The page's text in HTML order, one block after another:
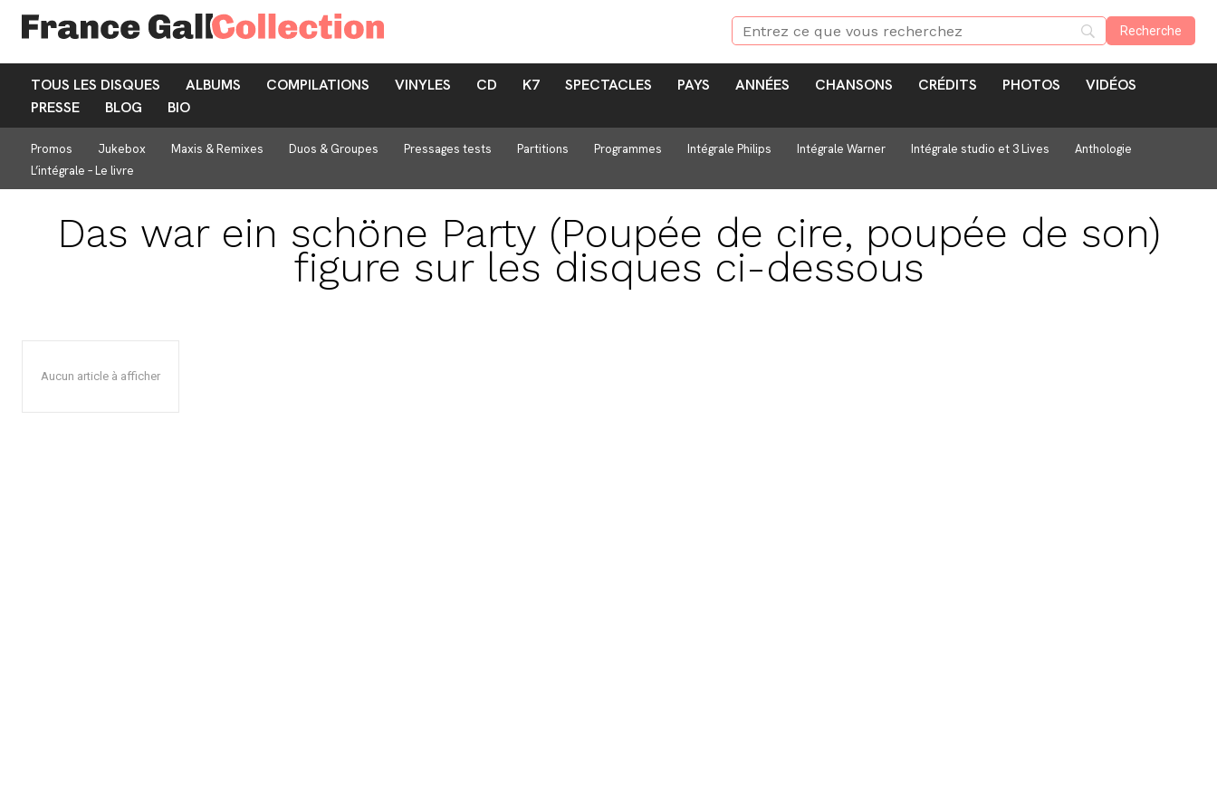
TOUS LES DISQUES ALBUMS COMPILATIONS VINYLES CD K7 SPECTACLES PAYS ANNÉES CHANSONS CRÉDITS PHOTOS
VIDÉOS
PRESSE
BLOG BIO
Promos Jukebox Maxis & Remixes Duos & Groupes Pressages tests Partitions Programmes Intégrale Philips Intégrale Warner Intégrale studio et 3 Lives
Anthologie
L’intégrale – Le livre
Das war ein schöne Party (Poupée de cire, poupée de son)
figure sur les disques ci-dessous
Aucun article à afficher